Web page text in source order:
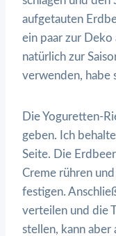
aufgetauten
ein paar zur Deko
natürlich zur
verwenden, habe
Die Yoguretten-
geben. Ich
Seite. Die
Creme rühren
festigen.
verteilen und die
stellen, kann aber